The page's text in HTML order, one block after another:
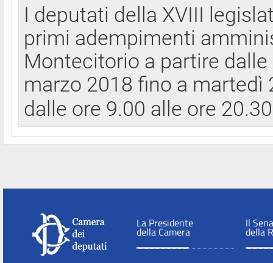
I deputati della XVIII
primi adempimenti
Montecitorio a partire
marzo 2018 fino a
dalle ore 9.00 alle ore
La Presidente
della Camera
Il
della